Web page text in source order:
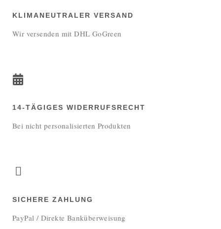
KLIMANEUTRALER VERSAND
Wir versenden mit DHL GoGreen
14-TÄGIGES WIDERRUFSRECHT
Bei nicht personalisierten Produkten
SICHERE ZAHLUNG
PayPal / Direkte Banküberweisung